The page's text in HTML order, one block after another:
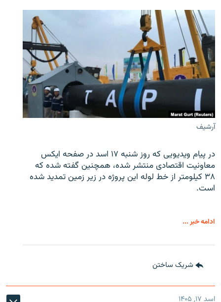
آرشیف
در پیام ویدیویی که روز شنبه ۱۷ اسد در صفحه ایکس
معاونیت اقتصادی منتشر شده، همچنین گفته شده که
۳۸ کیلومتر از خط لوله این پروژه در زیر زمین تمدید شده
است.
ادامه خبر ...
شریک ساختن
اسد ۱۷, ۱۴۰۵